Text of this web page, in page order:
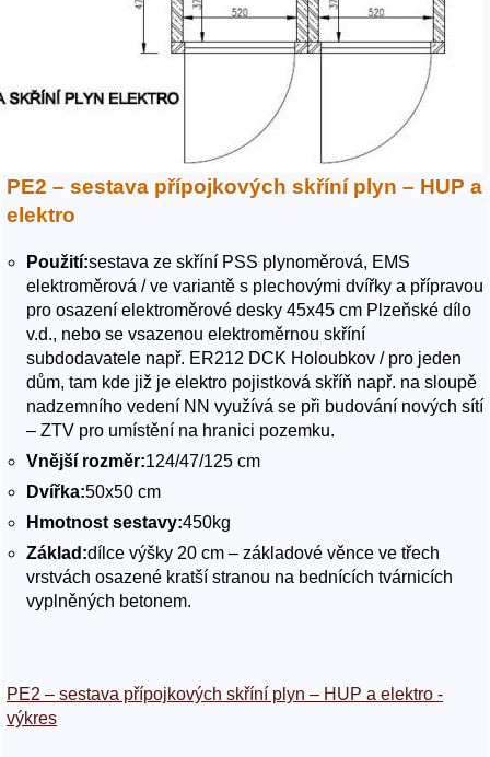
PE2 – sestava přípojkových skříní plyn – HUP a
elektro
Použití:sestava ze skříní PSS plynoměrová, EMS
elektroměrová / ve variantě s plechovými dvířky a přípravou
pro osazení elektroměrové desky 45x45 cm Plzeňské dílo
v.d., nebo se vsazenou elektroměrnou skříní
subdodavatele např. ER212 DCK Holoubkov / pro jeden
dům, tam kde již je elektro pojistková skříň např. na sloupě
nadzemního vedení NN využívá se při budování nových sítí
– ZTV pro umístění na hranici pozemku.
Vnější rozměr:124/47/125 cm
Dvířka:50x50 cm
Hmotnost sestavy:450kg
Základ:dílce výšky 20 cm – základové věnce ve třech
vrstvách osazené kratší stranou na bednících tvárnicích
vyplněných betonem.
PE2 – sestava přípojkových skříní plyn – HUP a elektro -
výkres